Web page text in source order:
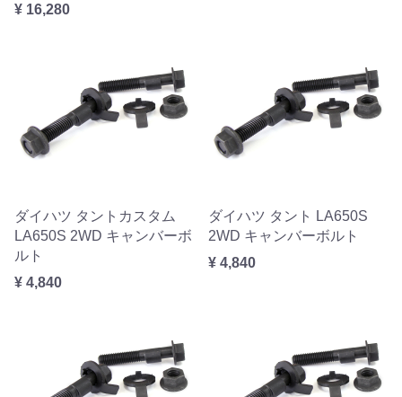
¥ 16,280
ダイハツ タントカスタム
LA650S 2WD キャンバーボ
ルト
¥ 4,840
ダイハツ タント LA650S
2WD キャンバーボルト
¥ 4,840